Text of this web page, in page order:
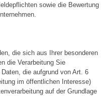
sowie die Bewertung
die sich aus Ihrer besonderen
die Verarbeitung Sie
die aufgrund von Art. 6
im öffentlichen Interesse)
auf der Grundlage